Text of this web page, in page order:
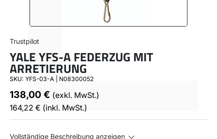
ÜBER
DE (€)
Trustpilot
YALE YFS-A FEDERZUG MIT
ARRETIERUNG
SKU: YFS-03-A | N08300052
138,00 € (exkl. MwSt.)
164,22 € (inkl. MwSt.)
Vollständige Beschreibung anzeigen